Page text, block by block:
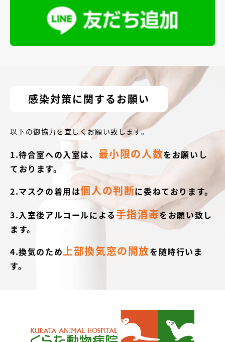
感染対策に関するお願い
以下の御協力を宜しくお願い致します。
1.待合室への入室は、 最小限の人数をお願いし
ております。
2.マスクの着用は個人の判断に委ねております。
3.入室後アルコールによる手指消毒をお願い致し
ます。
4.換気のため上部換気窓の開放を随時行いま
す。